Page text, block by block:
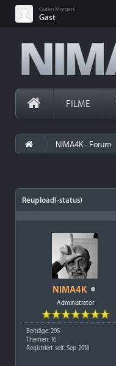
Guten Morgen!
Gast
FILME
NIMA4K - Forum
Reupload(-status)
NIMA4K
Administrator
Beiträge: 295
Themen: 16
Registriert seit: Sep 2018